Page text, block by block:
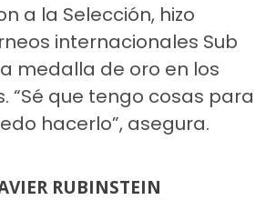
a la Selección, hizo
internacionales Sub
medalla de oro en los
“Sé que tengo cosas para
hacerlo”, asegura.
RUBINSTEIN